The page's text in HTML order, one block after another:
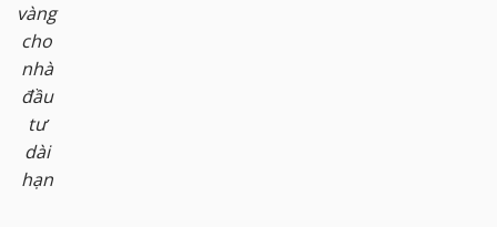
vàng
cho
nhà
đầu
tư
dài
hạn